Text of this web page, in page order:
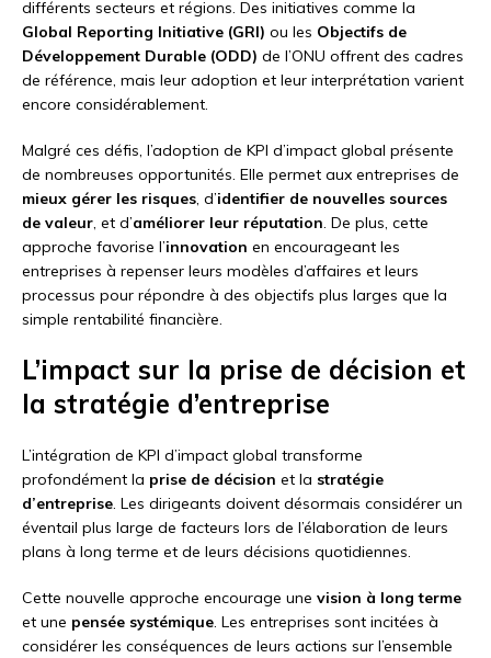
différents secteurs et régions. Des initiatives comme la
Global Reporting Initiative (GRI) ou les Objectifs de
Développement Durable (ODD) de l’ONU offrent des cadres
de référence, mais leur adoption et leur interprétation varient
encore considérablement.
Malgré ces défis, l’adoption de KPI d’impact global présente
de nombreuses opportunités. Elle permet aux entreprises de
mieux gérer les risques, d’identifier de nouvelles sources
de valeur, et d’améliorer leur réputation. De plus, cette
approche favorise l’innovation en encourageant les
entreprises à repenser leurs modèles d’affaires et leurs
processus pour répondre à des objectifs plus larges que la
simple rentabilité financière.
L’impact sur la prise de décision et
la stratégie d’entreprise
L’intégration de KPI d’impact global transforme
profondément la prise de décision et la stratégie
d’entreprise. Les dirigeants doivent désormais considérer un
éventail plus large de facteurs lors de l’élaboration de leurs
plans à long terme et de leurs décisions quotidiennes.
Cette nouvelle approche encourage une vision à long terme
et une pensée systémique. Les entreprises sont incitées à
considérer les conséquences de leurs actions sur l’ensemble